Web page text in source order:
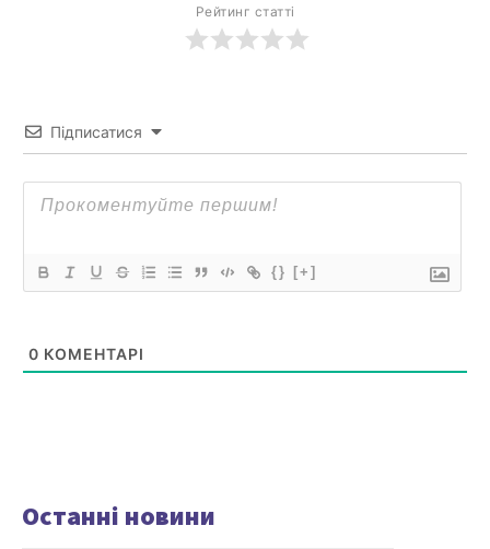
Рейтинг статті
Підписатися
{} [+]
0 КОМЕНТАРІ
Останні новини